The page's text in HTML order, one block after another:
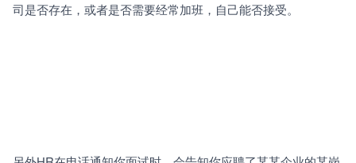
司是否存在，或者是否需要经常加班，自己能否接受。